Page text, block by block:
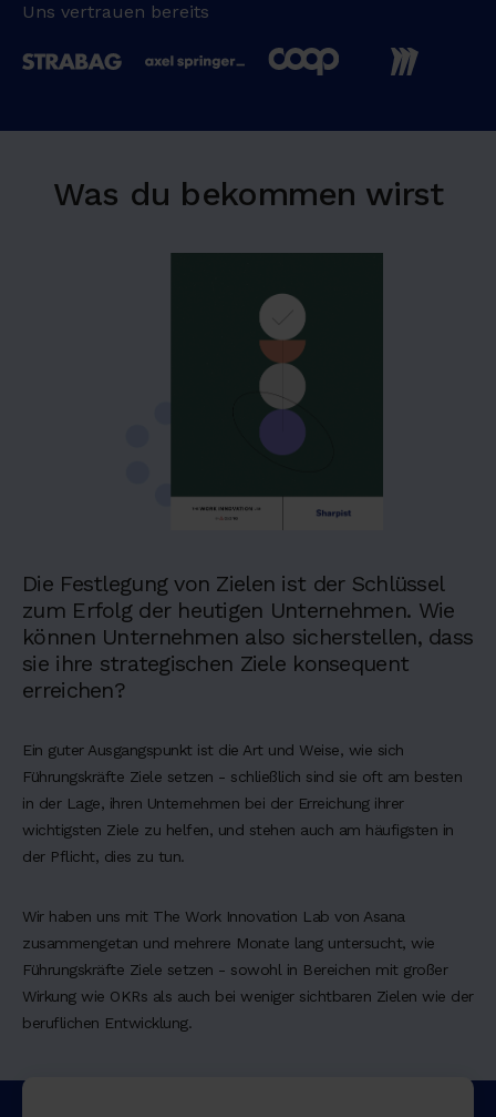
Uns vertrauen bereits
Was du bekommen wirst
Die Festlegung von Zielen ist der Schlüssel
zum Erfolg der heutigen Unternehmen. Wie
können Unternehmen also sicherstellen, dass
sie ihre strategischen Ziele konsequent
erreichen?
Ein guter Ausgangspunkt ist die Art und Weise, wie sich
Führungskräfte Ziele setzen - schließlich sind sie oft am besten
in der Lage, ihren Unternehmen bei der Erreichung ihrer
wichtigsten Ziele zu helfen, und stehen auch am häufigsten in
der Pflicht, dies zu tun.
Wir haben uns mit The Work Innovation Lab von Asana
zusammengetan und mehrere Monate lang untersucht, wie
Führungskräfte Ziele setzen - sowohl in Bereichen mit großer
Wirkung wie OKRs als auch bei weniger sichtbaren Zielen wie der
beruflichen Entwicklung.